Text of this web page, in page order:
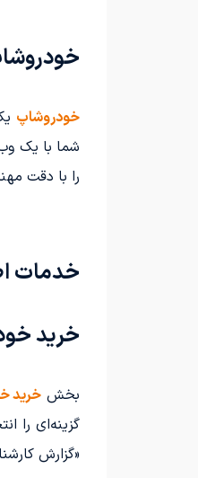
خودروشاپ
شما با یک
را با دقت
خدمات
خرید
بخش خرید
گزینه‌ای را
«گزارش